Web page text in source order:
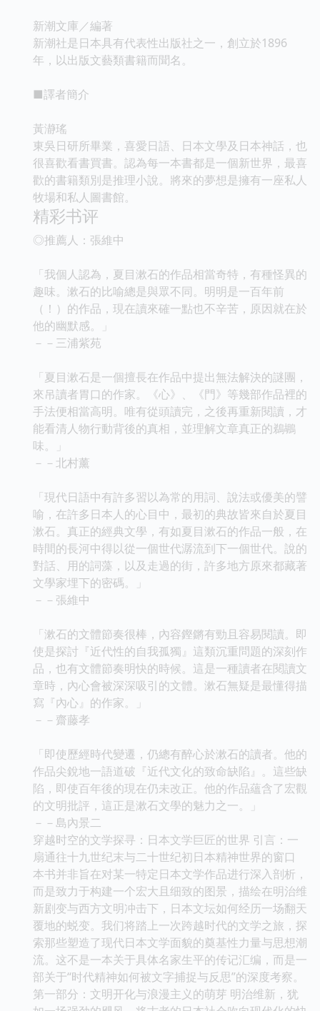
新潮文庫／編著
新潮社是日本具有代表性出版社之一，創立於1896
年，以出版文藝類書籍而聞名。
■譯者簡介
黃瀞瑤
東吳日研所畢業，喜愛日語、日本文學及日本神話，也
很喜歡看書買書。認為每一本書都是一個新世界，最喜
歡的書籍類別是推理小說。將來的夢想是擁有一座私人
牧場和私人圖書館。
精彩书评
◎推薦人：張維中
「我個人認為，夏目漱石的作品相當奇特，有種怪異的
趣味。漱石的比喻總是與眾不同。明明是一百年前
（！）的作品，現在讀來確一點也不辛苦，原因就在於
他的幽默感。」
－－三浦紫苑
「夏目漱石是一個擅長在作品中提出無法解決的謎團，
來吊讀者胃口的作家。《心》、《門》等幾部作品裡的
手法便相當高明。唯有從頭讀完，之後再重新閱讀，才
能看清人物行動背後的真相，並理解文章真正的鵜鶘
味。」
－－北村薰
「現代日語中有許多習以為常的用詞、說法或優美的譬
喻，在許多日本人的心目中，最初的典故皆來自於夏目
漱石。真正的經典文學，有如夏目漱石的作品一般，在
時間的長河中得以從一個世代潺流到下一個世代。說的
對話、用的詞藻，以及走過的街，許多地方原來都藏著
文學家埋下的密碼。」
－－張維中
「漱石的文體節奏很棒，內容鏗鏘有勁且容易閱讀。即
使是探討『近代性的自我孤獨』這類沉重問題的深刻作
品，也有文體節奏明快的時候。這是一種讀者在閱讀文
章時，內心會被深深吸引的文體。漱石無疑是最懂得描
寫『內心』的作家。」
－－齋藤孝
「即使歷經時代變遷，仍總有醉心於漱石的讀者。他的
作品尖銳地一語道破『近代文化的致命缺陷』。這些缺
陷，即使百年後的現在仍未改正。他的作品蘊含了宏觀
的文明批評，這正是漱石文學的魅力之一。」
－－島內景二
穿越时空的文学探寻：日本文学巨匠的世界 引言：一
扇通往十九世纪末与二十世纪初日本精神世界的窗口
本书并非旨在对某一特定日本文学作品进行深入剖析，
而是致力于构建一个宏大且细致的图景，描绘在明治维
新剧变与西方文明冲击下，日本文坛如何经历一场翻天
覆地的蜕变。我们将踏上一次跨越时代的文学之旅，探
索那些塑造了现代日本文学面貌的奠基性力量与思想潮
流。这不是一本关于具体名家生平的传记汇编，而是一
部关于“时代精神如何被文字捕捉与反思”的深度考察。
第一部分：文明开化与浪漫主义的萌芽 明治维新，犹